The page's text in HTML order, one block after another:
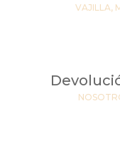
VAJILLA,